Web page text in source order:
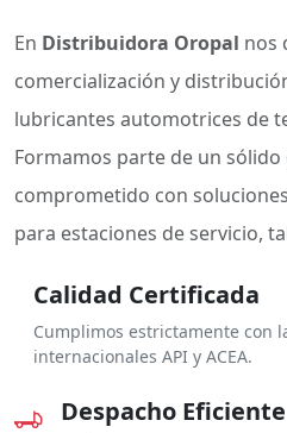
En Distribuidora Oropal nos
comercialización y
lubricantes automotrices de
Formamos parte de un
comprometido con
para estaciones de servicio,
Calidad Certificada
Cumplimos estrictamente con
internacionales API y ACEA.
Despacho Eficiente